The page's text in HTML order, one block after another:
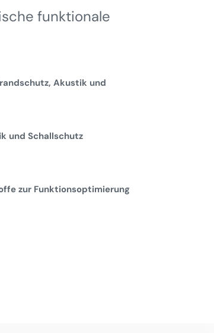
funktionale
Akustik und
und Schallschutz
zur Funktionsoptimierung